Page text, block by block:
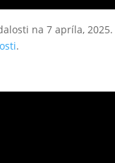
na 7 apríla, 2025.
.